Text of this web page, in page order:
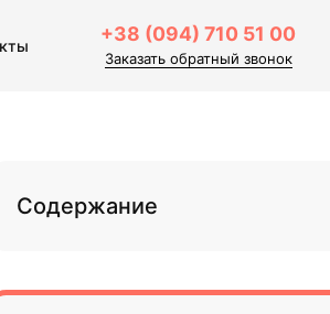
+38 (094) 710 51 00
Заказать обратный звонок
Содержание